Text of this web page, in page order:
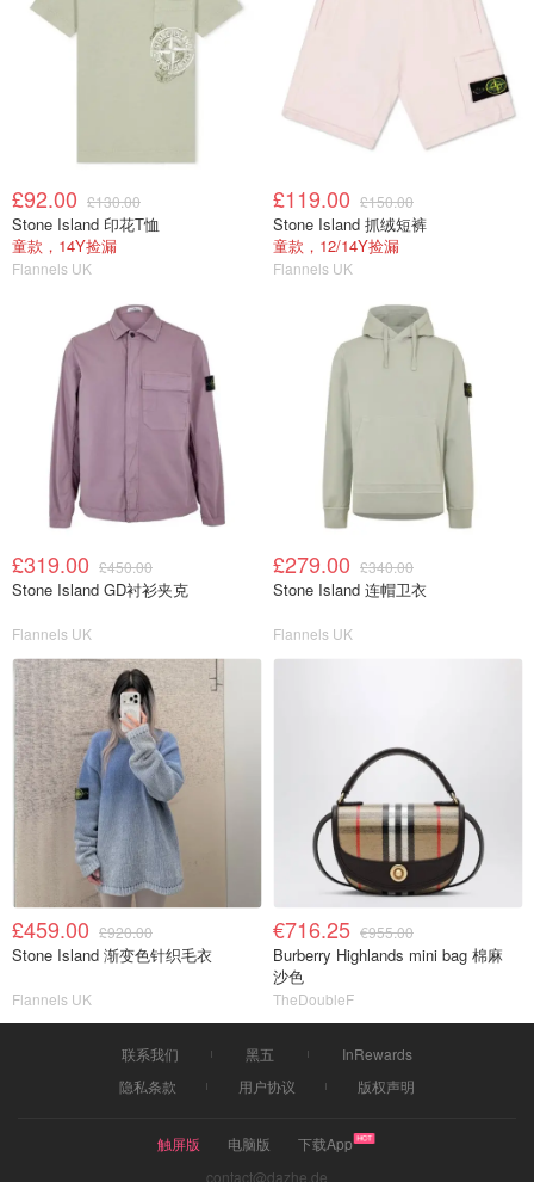
£92.00 £130.00
Stone Island 印花T恤
童款，14Y捡漏
Flannels UK
£119.00 £150.00
Stone Island 抓绒短裤
童款，12/14Y捡漏
Flannels UK
£319.00 £450.00
Stone Island GD衬衫夹克
Flannels UK
£279.00 £340.00
Stone Island 连帽卫衣
Flannels UK
£459.00 £920.00
Stone Island 渐变色针织毛衣
Flannels UK
€716.25 €955.00
Burberry Highlands mini bag 棉麻
沙色
TheDoubleF
联系我们 黑五
InRewards
隐私条款
用户协议 版权声明
触屏版 电脑版
下载App
contact@dazhe.de